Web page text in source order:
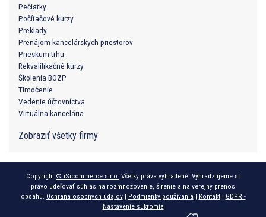
Pečiatky
Počítačové kurzy
Preklady
Prenájom kancelárskych priestorov
Prieskum trhu
Rekvalifikačné kurzy
Školenia BOZP
Tlmočenie
Vedenie účtovníctva
Virtuálna kancelária
Zobraziť všetky firmy
Copyright © iSicommerce s.r.o. Všetky práva vyhradené. Vyhradzujeme si
právo udeľovať súhlas na rozmnožovanie, šírenie a na verejný prenos
obsahu. Ochrana osobných údajov| Podmienky používania | Kontakt| GDPR -
Nastavenie sukromia